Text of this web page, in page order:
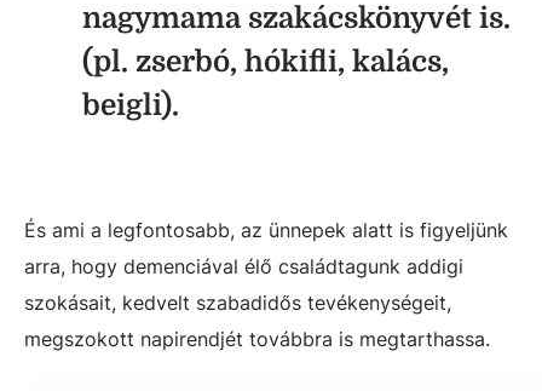
nagymama szakácskönyvét is.
(pl. zserbó, hókifli, kalács,
beigli).
És ami a legfontosabb, az ünnepek alatt is figyeljünk
arra, hogy demenciával élő családtagunk addigi
szokásait, kedvelt szabadidős tevékenységeit,
megszokott napirendjét továbbra is megtarthassa.